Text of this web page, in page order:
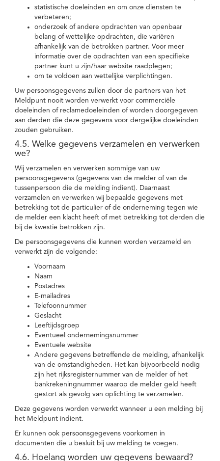
statistische doeleinden en om onze diensten te
verbeteren;
onderzoek of andere opdrachten van openbaar
belang of wettelijke opdrachten, die variëren
afhankelijk van de betrokken partner. Voor meer
informatie over de opdrachten van een specifieke
partner kunt u zijn/haar website raadplegen;
om te voldoen aan wettelijke verplichtingen.
Uw persoonsgegevens zullen door de partners van het
Meldpunt nooit worden verwerkt voor commerciële
doeleinden of reclamedoeleinden of worden doorgegeven
aan derden die deze gegevens voor dergelijke doeleinden
zouden gebruiken.
4.5. Welke gegevens verzamelen en verwerken
we?
Wij verzamelen en verwerken sommige van uw
persoonsgegevens (gegevens van de melder of van de
tussenpersoon die de melding indient). Daarnaast
verzamelen en verwerken wij bepaalde gegevens met
betrekking tot de particulier of de onderneming tegen wie
de melder een klacht heeft of met betrekking tot derden die
bij de kwestie betrokken zijn.
De persoonsgegevens die kunnen worden verzameld en
verwerkt zijn de volgende:
Voornaam
Naam
Postadres
E-mailadres
Telefoonnummer
Geslacht
Leeftijdsgroep
Eventueel ondernemingsnummer
Eventuele website
Andere gegevens betreffende de melding, afhankelijk
van de omstandigheden. Het kan bijvoorbeeld nodig
zijn het rijksregisternummer van de melder of het
bankrekeningnummer waarop de melder geld heeft
gestort als gevolg van oplichting te verzamelen.
Deze gegevens worden verwerkt wanneer u een melding bij
het Meldpunt indient.
Er kunnen ook persoonsgegevens voorkomen in
documenten die u besluit bij uw melding te voegen.
4.6. Hoelang worden uw gegevens bewaard?